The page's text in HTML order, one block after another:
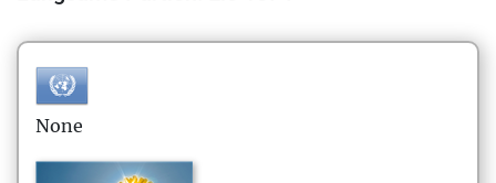
None